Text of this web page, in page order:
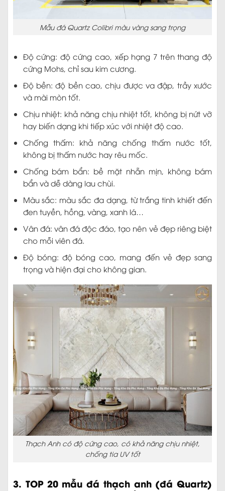
Mẫu đá Quartz Colibri màu vàng sang trọng
Độ cứng: độ cứng cao, xếp hạng 7 trên thang độ
cứng Mohs, chỉ sau kim cương.
Độ bền: độ bền cao, chịu được va đập, trầy xước
và mài mòn tốt.
Chịu nhiệt: khả năng chịu nhiệt tốt, không bị nứt vỡ
hay biến dạng khi tiếp xúc với nhiệt độ cao.
Chống thấm: khả năng chống thấm nước tốt,
không bị thấm nước hay rêu mốc.
Chống bám bẩn: bề mặt nhẵn mịn, không bám
bẩn và dễ dàng lau chùi.
Màu sắc: màu sắc đa dạng, từ trắng tinh khiết đến
đen tuyền, hồng, vàng, xanh lá…
Vân đá: vân đá độc đáo, tạo nên vẻ đẹp riêng biệt
cho mỗi viên đá.
Độ bóng: độ bóng cao, mang đến vẻ đẹp sang
trọng và hiện đại cho không gian.
Thạch Anh có độ cứng cao, có khả năng chịu nhiệt,
chống tia UV tốt
3. TOP 20 mẫu đá thạch anh (đá Quartz)